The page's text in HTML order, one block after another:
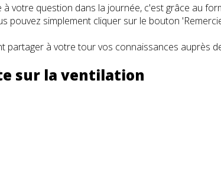
à votre question dans la journée, c'est grâce au
pouvez simplement cliquer sur le bouton
partager à votre tour vos connaissances auprès
sur la ventilation